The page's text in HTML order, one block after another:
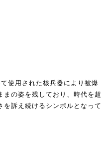
使用された核兵器により被爆
まの姿を残しており、時代を超
を訴え続けるシンボルとなって